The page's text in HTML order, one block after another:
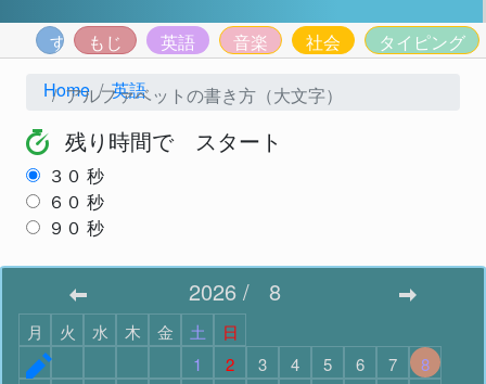
2026 / 8
月 火 水 木 金 土
日
1
2 3 4 5 6 7
8
すうじもじ 英語 音楽 社会
タイピング
Home
英語
アルファベットの書き方（大文字）
残り時間で スタート
３０ 秒
６０ 秒
９０ 秒
スタート
で スタート